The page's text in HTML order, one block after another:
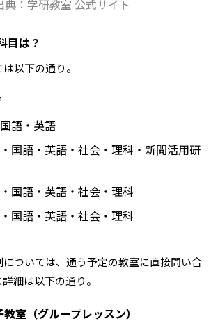
り、学習相談や教育相談、保護者とのコ
しく生き生きと学ぶことも重視してい
れ合いの中で学びを深めることにより、
ンスのとれた生徒の育成を推進。「教室
、全人的な教育に取り組んでいる点も、
だろう。
んなデメリットがある？
ットとしては、基礎をより重視している
は物足りなく感じる可能性がある点だろ
る場合は、近くの教室に問い合わせてみ
。
典：学研教室 公式サイト
目は？
以下の通り。
語・英語
国語・英語・社会・理科・新聞活用研
国語・英語・社会・理科
国語・英語・社会・理科
ついては、通う予定の教室に直接問い合
細は以下の通り。
室（グループレッスン）